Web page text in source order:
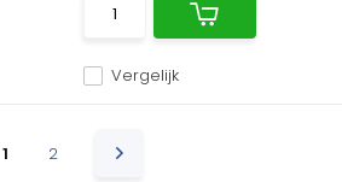
Vergelijk
1 2